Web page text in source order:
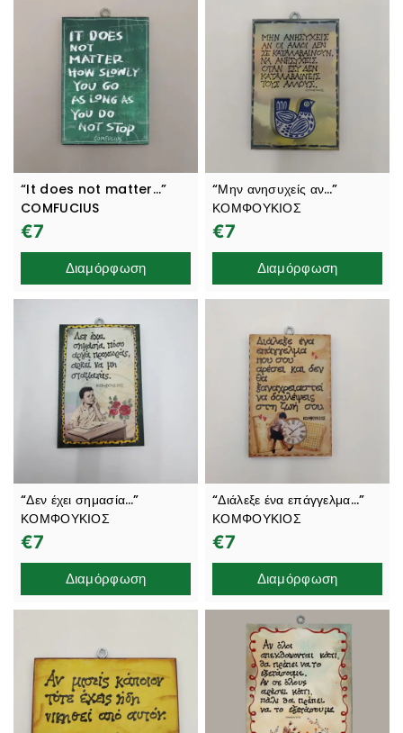
“It does not matter…”
COMFUCIUS
€7
Διαμόρφωση
“Μην ανησυχείς αν…”
ΚΟΜΦΟΥΚΙΟΣ
€7
Διαμόρφωση
“Δεν έχει σημασία…”
ΚΟΜΦΟΥΚΙΟΣ
€7
Διαμόρφωση
“Διάλεξε ένα επάγγελμα…”
ΚΟΜΦΟΥΚΙΟΣ
€7
Διαμόρφωση